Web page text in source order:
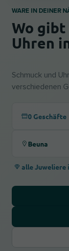
WARE IN DEINER
Wo gibt
Uhren
Schmuck und
verschiedenen
0 Geschäfte
Beuna
alle Juweliere